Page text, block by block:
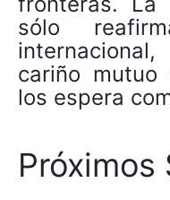
sólo
cariño
los espera
Próximos